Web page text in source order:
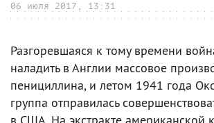
06 июля 2017, 13:31
Разгоревшаяся к тому времени
наладить в Англии массовое
пенициллина, и летом 1941 года
группа отправилась